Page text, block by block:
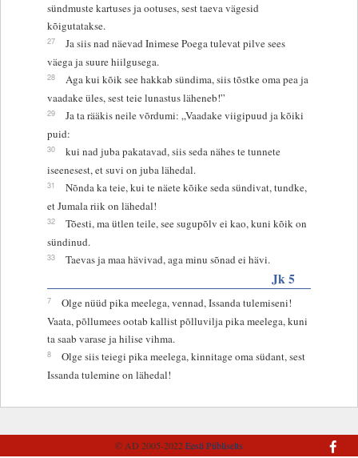
sündmuste kartuses ja ootuses, sest taeva vägesid
kõigutatakse.
27
Ja siis nad näevad Inimese Poega tulevat pilve sees
väega ja suure hiilgusega.
28
Aga kui kõik see hakkab sündima, siis tõstke oma pea ja
vaadake üles, sest teie lunastus läheneb!”
29
Ja ta rääkis neile võrdumi: „Vaadake viigipuud ja kõiki
puid:
30
kui nad juba pakatavad, siis seda nähes te tunnete
iseenesest, et suvi on juba lähedal.
31
Nõnda ka teie, kui te näete kõike seda sündivat, tundke,
et Jumala riik on lähedal!
32
Tõesti, ma ütlen teile, see sugupõlv ei kao, kuni kõik on
sündinud.
33 Taevas ja maa hävivad, aga minu sõnad ei hävi.
Jk 5
7
Olge nüüd pika meelega, vennad, Issanda tulemiseni!
Vaata, põllumees ootab kallist põlluvilja pika meelega, kuni
ta saab varase ja hilise vihma.
8
Olge siis teiegi pika meelega, kinnitage oma südant, sest
Issanda tulemine on lähedal!
© AD 2005-2022Eesti Piibliselts